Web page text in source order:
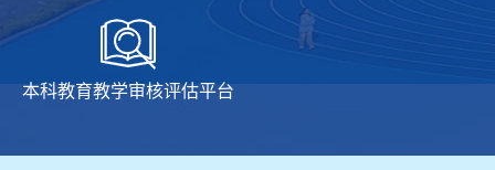
本科教育教学审核评估平台